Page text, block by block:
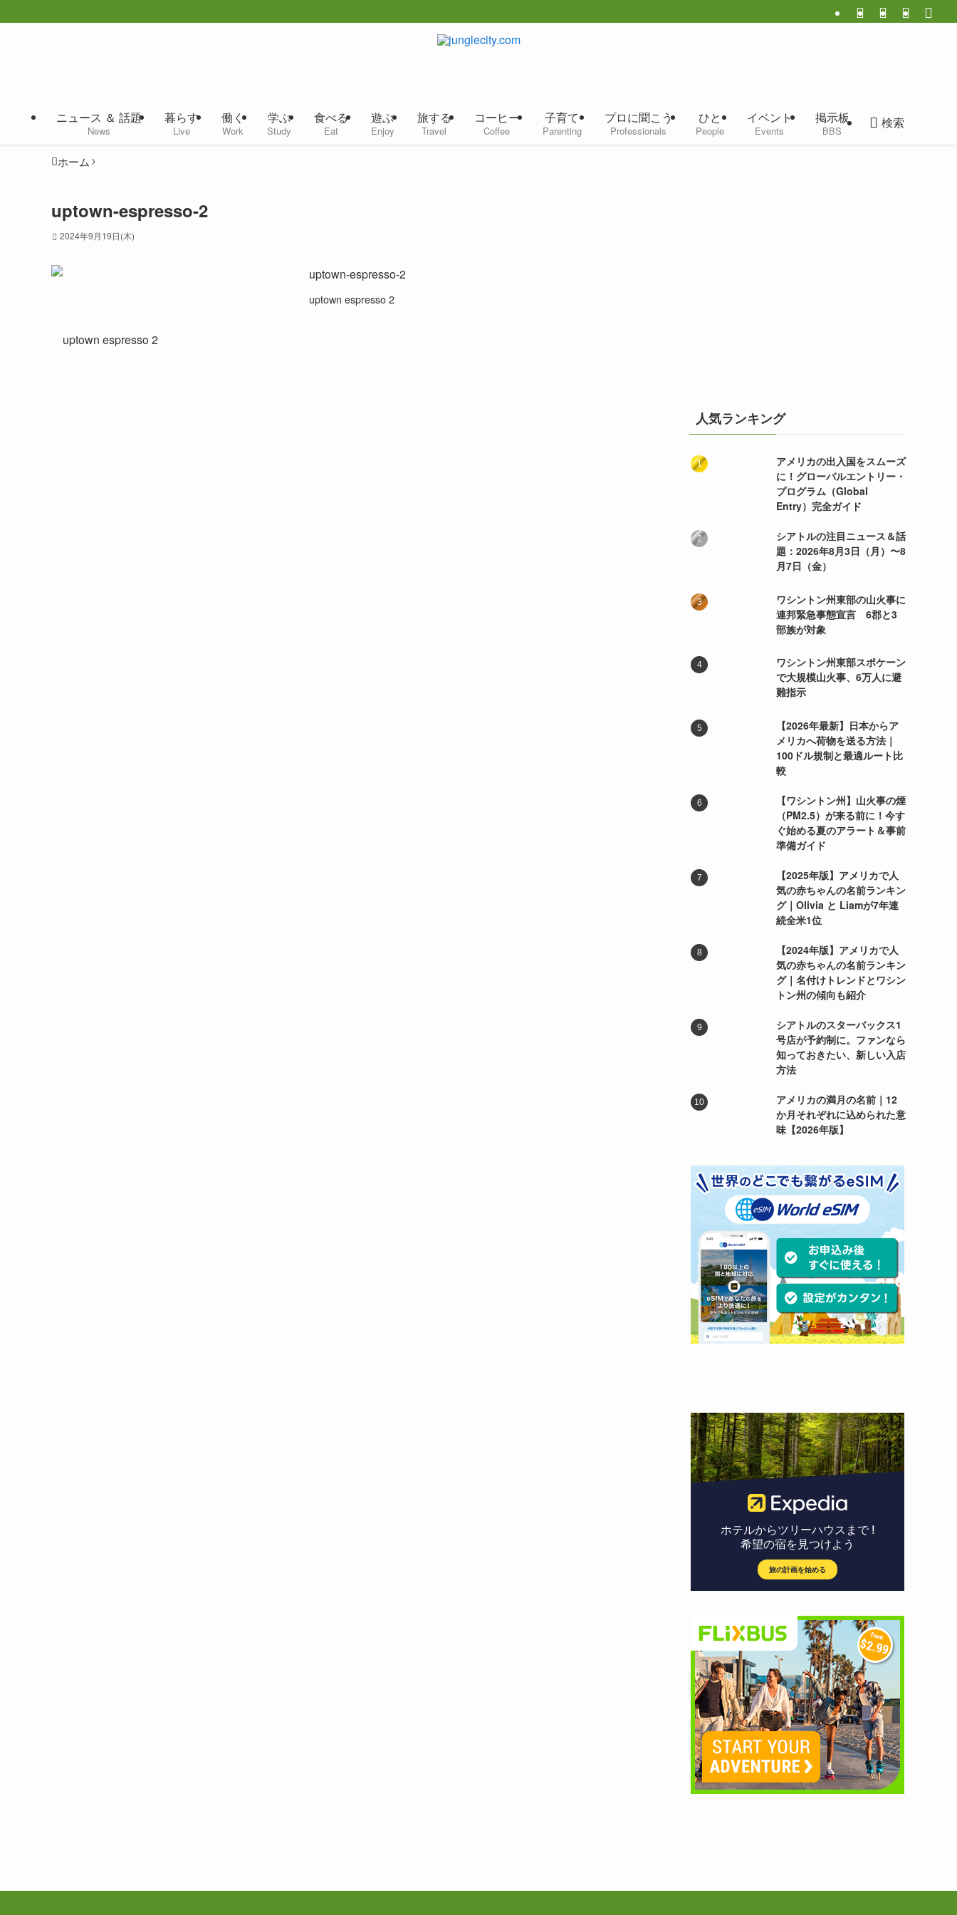
ニュース ＆ 話題
News
暮らす
Live
働く
Work
学ぶ
Study
食べる
Eat
遊ぶ
Enjoy
旅する
Travel
コーヒー
Coffee
子育て
Parenting
プロに聞こう
Professionals
ひと
People
イベント
Events
掲示板
BBS
検索
ホーム
uptown-espresso-2
2024年9月19日(木)
uptown espresso 2
uptown espresso 2
人気ランキング
アメリカの出入国をスムーズ
に！グローバルエントリー・
プログラム（Global
Entry）完全ガイド
シアトルの注目ニュース＆話
題：2026年8月3日（月）〜8
月7日（金）
ワシントン州東部の山火事に
連邦緊急事態宣言 6郡と3
部族が対象
ワシントン州東部スポケーン
で大規模山火事、6万人に避
難指示
【2026年最新】日本からア
メリカへ荷物を送る方法｜
100ドル規制と最適ルート比
較
【ワシントン州】山火事の煙
（PM2.5）が来る前に！今す
ぐ始める夏のアラート＆事前
準備ガイド
【2025年版】アメリカで人
気の赤ちゃんの名前ランキン
グ｜Olivia と Liamが7年連
続全米1位
【2024年版】アメリカで人
気の赤ちゃんの名前ランキン
グ｜名付けトレンドとワシン
トン州の傾向も紹介
シアトルのスターバックス1
号店が予約制に。ファンなら
知っておきたい、新しい入店
方法
アメリカの満月の名前｜12
か月それぞれに込められた意
味【2026年版】